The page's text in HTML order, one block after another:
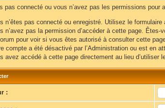
pas connecté ou vous n’avez pas les permissions
n’êtes pas connecté ou enregistré. Utilisez le
n’avez pas la permission d’accéder à cette page.
pour voir si vous êtes autorisé à consulter cette
compte a été désactivé par l’Administration ou est en
avez accédé à cette page directement au lieu d’utiliser
: